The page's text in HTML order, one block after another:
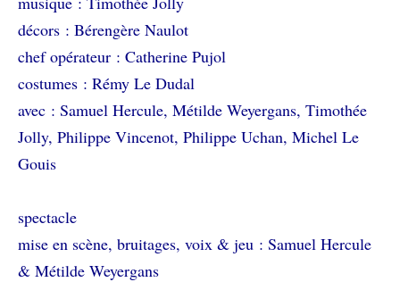
décors : Bérengère Naulot
chef opérateur : Catherine Pujol
costumes : Rémy Le Dudal
avec : Samuel Hercule, Métilde Weyergans, Timothée
Jolly, Philippe Vincenot, Philippe Uchan, Michel Le
Gouis
spectacle
mise en scène, bruitages, voix & jeu : Samuel Hercule
& Métilde Weyergans